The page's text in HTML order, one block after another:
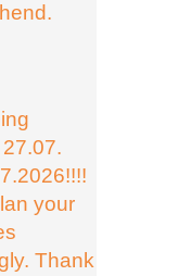
your
Thank